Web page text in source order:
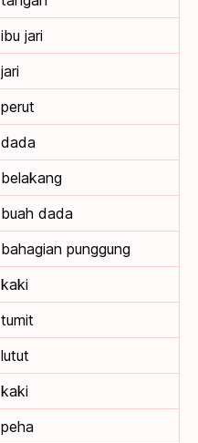
ibu jari
jari
perut
dada
belakang
buah dada
bahagian punggung
kaki
tumit
lutut
kaki
peha